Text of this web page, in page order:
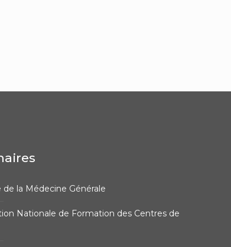
de la Médecine Générale
Nationale de Formation des Centres de